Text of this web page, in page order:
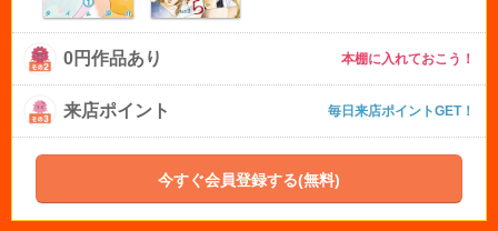
0円作品あり 本棚に入れておこう！
来店ポイント 毎日来店ポイントGET！
今すぐ会員登録する(無料)